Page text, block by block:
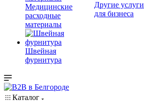
Медицинские
расходные
материалы
Швейная
фурнитура
Другие услуги
для бизнеса
Каталог